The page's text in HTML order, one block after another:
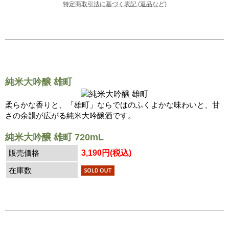
特定商取引法に基づく表記 (返品など)
純米大吟醸 雄町
柔らかな香りと、「雄町」ならではのふくよかな味わいと、甘
さの余韻が広がる純米大吟醸酒です。
純米大吟醸 雄町 720mL
販売価格
3,190円(税込)
在庫数